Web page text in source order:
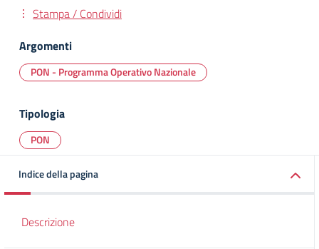
Stampa / Condividi
Argomenti
PON - Programma Operativo Nazionale
Tipologia
PON
Indice della pagina
Descrizione